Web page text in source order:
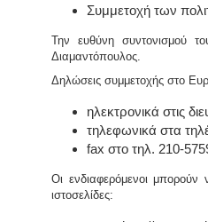
Συμμετοχή των
Την ευθύνη συντονισμού
Διαμαντόπουλος
Δηλώσεις συμμετοχής στο
ηλεκτρονικά στις
τηλεφωνικά στα
fax στο τηλ. 210-
Οι ενδιαφερόμενοι
ιστοσελίδες: